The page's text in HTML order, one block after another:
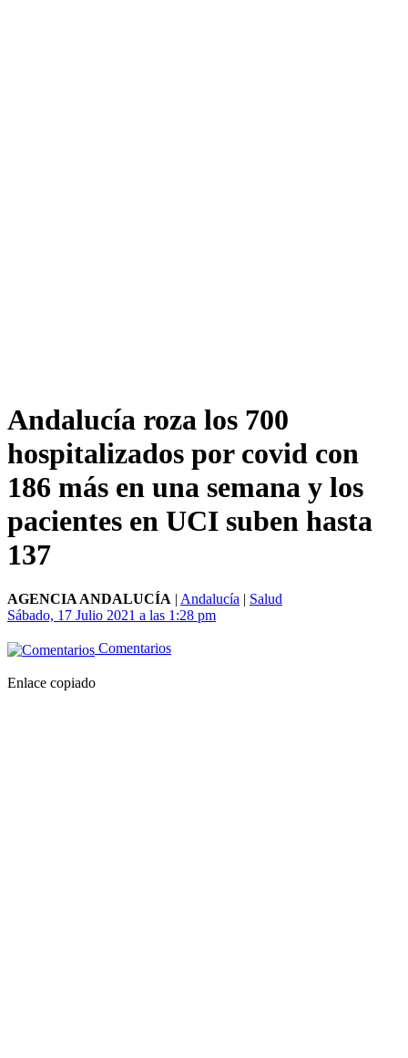
Andalucía roza los 700
hospitalizados por covid con
186 más en una semana y los
pacientes en UCI suben hasta
137
AGENCIA ANDALUCÍA | Andalucía | Salud
Sábado, 17 Julio 2021 a las 1:28 pm
Comentarios
Enlace copiado